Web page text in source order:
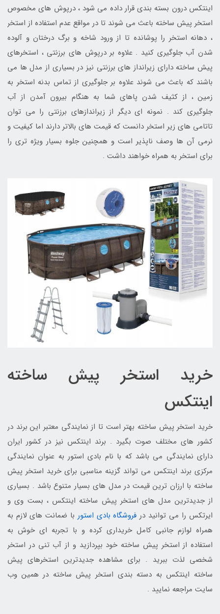
اینتکس درون بسته بندی قرار داده می شود ، درپوش های مخصوص
استخر پیش ساخته باعث می شوند تا در مواقع عدم استفاده از استخر
، دهانه استخر را پوشانده تا از ورود شاخه و برگ درختان و آلوده
شدن آب جلوگیری کنید . علاوه بر درپوش های برزنتی ، استخرهای
پیش ساخته دارای زیرانداز های برزنتی نیز در بسیاری از مدل ها می
باشند که باعث می شوند علاوه بر جلوگیری از تماس بدنه استخر به
زمین ، از کثیف شدن پاهای شما به هنگام بیرون آمدن از آب
جلوگیری کند . نمونه ای دیگر از زیراندازهای برزنتی را می توان
تاتامی های زیر استخر دانست که قیمت های بالاتر دارند اما کیفیت و
نرمی آن ها وصف ناپذیر است و همچنین جلوه بسیار ویژه تری را
برای استخر به همراه خواهند داشت .
خرید استخر پیش ساخته
اینتکس
خرید استخر پیش ساخته بهتر است تا از نمایندگی معتبر این برند در
کشور های مختلف صوت بگیرد . برند اینتکس نیز در کشور ایران
دارای نمایندگی می باشد که با نام بادی استور به عنوان نمایندگی
مرکزی برند اینتکس می تواند گزینه مناسبی برای خرید استخر پیش
ساخته با ارزان ترین قیمت در مدل های بسیار متنوع باشد . بسیاری
از جدیدترین مدل های استخر پیش ساخته اینتکس ، بست وی و
ایرتکس را می توانید در فروشگاه بادی استور با ضمانت های لازم به
همراه لوازم جانبی کامل خریداری کرده و با تجربه ای خوش به
استفاده از استخر پیش ساخته خود بپردازید و از آب تنی در استخر
شخصی لذت ببرید . برای مشاهده جدیدترین استخرهای پیش
ساخته اینتکس به دسته بندی استخر پیش ساخته در همین وب
سایت مراجعه نمایید .